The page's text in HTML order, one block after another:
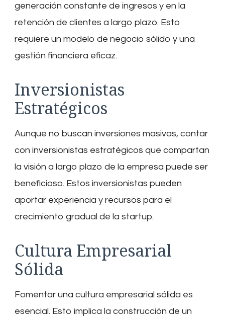
generación constante de ingresos y en la
retención de clientes a largo plazo. Esto
requiere un modelo de negocio sólido y una
gestión financiera eficaz.
Inversionistas
Estratégicos
Aunque no buscan inversiones masivas, contar
con inversionistas estratégicos que compartan
la visión a largo plazo de la empresa puede ser
beneficioso. Estos inversionistas pueden
aportar experiencia y recursos para el
crecimiento gradual de la startup.
Cultura Empresarial
Sólida
Fomentar una cultura empresarial sólida es
esencial. Esto implica la construcción de un